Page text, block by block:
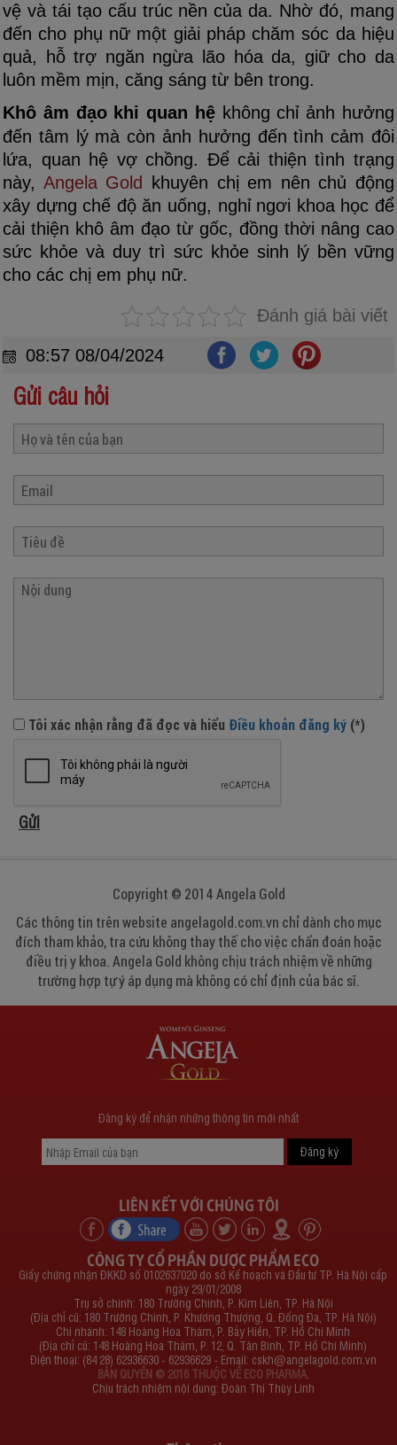
vệ và tái tạo cấu trúc nền của da. Nhờ đó, mang
đến cho phụ nữ một giải pháp chăm sóc da hiệu
quả, hỗ trợ ngăn ngừa lão hóa da, giữ cho da
luôn mềm mịn, căng sáng từ bên trong.
Khô âm đạo khi quan hệkhông chỉ ảnh hưởng
đến tâm lý mà còn ảnh hưởng đến tình cảm đôi
lứa, quan hệ vợ chồng. Để cải thiện tình trạng
này, Angela Gold
khuyên chị em nên chủ động
xây dựng chế độ ăn uống, nghỉ ngơi khoa học để
cải thiện khô âm đạo từ gốc, đồng thời nâng cao
sức khỏe và duy trì sức khỏe sinh lý bền vững
cho các chị em phụ nữ.
Đánh giá bài viết
08:57 08/04/2024
Gửi câu hỏi
Tôi xác nhận rằng đã đọc và hiểu Điều khoản đăng ký (*)
Copyright © 2014 Angela Gold
Các thông tin trên website angelagold.com.vn chỉ dành cho mục
đích tham khảo, tra cứu không thay thế cho việc chẩn đoán hoặc
điều trị y khoa. Angela Gold không chịu trách nhiệm về những
trường hợp tự ý áp dụng mà không có chỉ định của bác sĩ.
Đăng ký để nhận những thông tin mới nhất
LIÊN KẾT VỚI CHÚNG TÔI
CÔNG TY CỔ PHẦN DƯỢC PHẨM ECO
Giấy chứng nhận ĐKKD số 0102637020 do sở Kế hoạch và Đầu tư TP. Hà Nội cấp
ngày 29/01/2008
Trụ sở chính: 180 Trường Chinh, P. Kim Liên, TP. Hà Nội
(Địa chỉ cũ: 180 Trường Chinh, P. Khương Thượng, Q. Đống Đa, TP. Hà Nội)
Chi nhánh: 148 Hoàng Hoa Thám, P. Bảy Hiền, TP. Hồ Chí Minh
(Địa chỉ cũ: 148 Hoàng Hoa Thám, P. 12, Q. Tân Bình, TP. Hồ Chí Minh)
Điện thoại: (84 28) 62936630 - 62936629 - Email: cskh@angelagold.com.vn
BẢN QUYỀN © 2016 THUỘC VỀ ECO PHARMA.
Chịu trách nhiệm nội dung: Đoàn Thị Thùy Linh